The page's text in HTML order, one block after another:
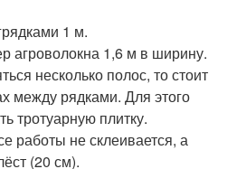
1 м.
агроволокна 1,6 м в ширину.
несколько полос, то стоит
между рядками. Для этого
тротуарную плитку.
работы не склеивается, а
(20 см).